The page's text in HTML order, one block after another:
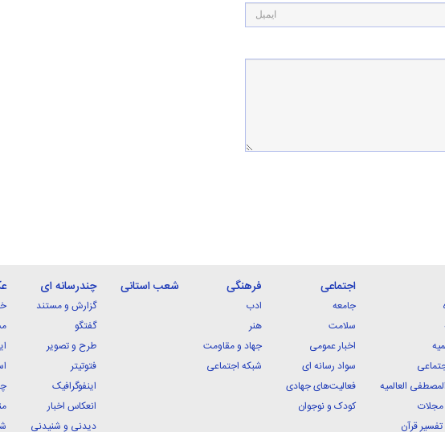
العالمیه
قرآن
اجتماعی
جامعه
سلامت
اخبار عمومی
سواد رسانه ای
فعالیت‌های جهادی
کودک و نوجوان
فرهنگی
ادب
هنر
جهاد و مقاومت
شبکه اجتماعی
شعب استانی چندرسانه ای
گزارش و مستند
گفتگو
طرح و تصویر
فتوتیتر
اینفوگرافیک
انعکاس اخبار
دیدنی و شنیدنی